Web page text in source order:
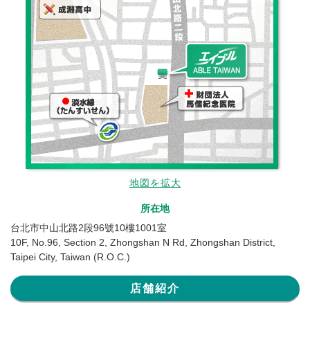
地図を拡大
所在地
台北市中山北路2段96號10樓1001室
10F, No.96, Section 2, Zhongshan N Rd, Zhongshan District,
Taipei City, Taiwan (R.O.C.)
店舗紹介